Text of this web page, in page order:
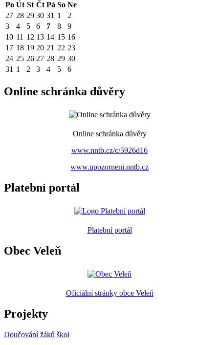
Po Út St Čt Pá So Ne
27 28 29 30 31 1
2
3
4 5 6 7 8
9
10 11 12 13 14 15 16
17 18 19 20 21 22 23
24 25 26 27 28 29 30
31 1 2 3 4 5 6
Online schránka důvěry
Online schránka důvěry
www.nntb.cz/c/5926d16
www.upozorneni.nntb.cz
Platební portál
Platební portál
Obec Veleň
Oficiální stránky obce Veleň
Projekty
Doučování žáků škol